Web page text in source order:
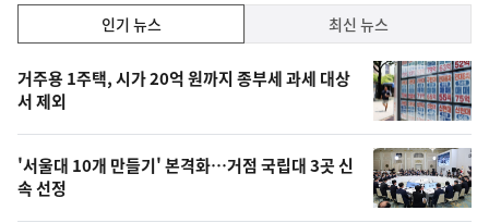
기,
최
신,
오
늘
인기 뉴스 최신 뉴스
기
뉴
스
거주용 1주택, 시가 20억 원까지 종부세 과세 대상
서 제외
'서울대 10개 만들기' 본격화…거점 국립대 3곳 신
속 선정